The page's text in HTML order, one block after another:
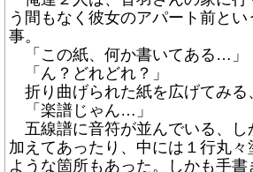
う間もなく彼女のアパート前と
事。
「この紙、何か書いてある…」
「ん？どれどれ？」
折り曲げられた紙を広げてみ
「楽譜じゃん…」
五線譜に音符が並んでいる、し
加えてあったり、中には１行丸々
ような箇所もあった。しかも手書